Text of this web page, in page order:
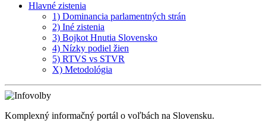
Hlavné zistenia
1) Dominancia parlamentných strán
2) Iné zistenia
3) Bojkot Hnutia Slovensko
4) Nízky podiel žien
5) RTVS vs STVR
X) Metodológia
Komplexný informačný portál o voľbách na Slovensku.